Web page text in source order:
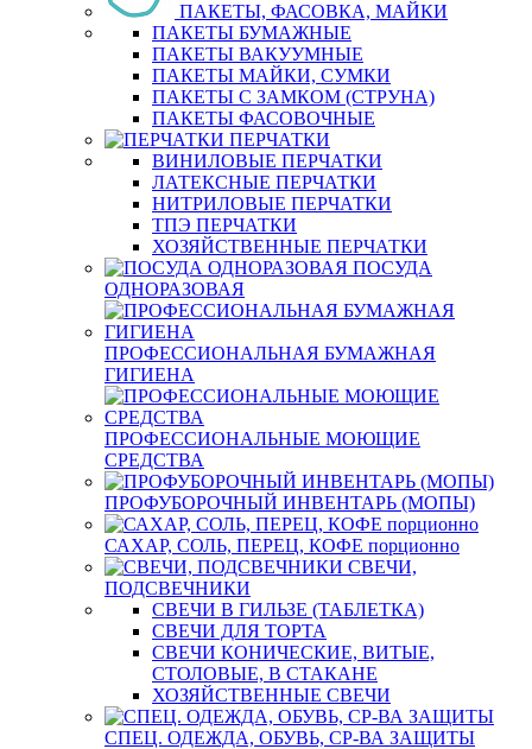
ПАКЕТЫ, ФАСОВКА, МАЙКИ
ПАКЕТЫ БУМАЖНЫЕ
ПАКЕТЫ ВАКУУМНЫЕ
ПАКЕТЫ МАЙКИ, СУМКИ
ПАКЕТЫ С ЗАМКОМ (СТРУНА)
ПАКЕТЫ ФАСОВОЧНЫЕ
ПЕРЧАТКИ
ВИНИЛОВЫЕ ПЕРЧАТКИ
ЛАТЕКСНЫЕ ПЕРЧАТКИ
НИТРИЛОВЫЕ ПЕРЧАТКИ
ТПЭ ПЕРЧАТКИ
ХОЗЯЙСТВЕННЫЕ ПЕРЧАТКИ
ПОСУДА
ОДНОРАЗОВАЯ
ПРОФЕССИОНАЛЬНАЯ БУМАЖНАЯ
ГИГИЕНА
ПРОФЕССИОНАЛЬНЫЕ МОЮЩИЕ
СРЕДСТВА
ПРОФУБОРОЧНЫЙ ИНВЕНТАРЬ (МОПЫ)
САХАР, СОЛЬ, ПЕРЕЦ, КОФЕ порционно
СВЕЧИ,
ПОДСВЕЧНИКИ
СВЕЧИ В ГИЛЬЗЕ (ТАБЛЕТКА)
СВЕЧИ ДЛЯ ТОРТА
СВЕЧИ КОНИЧЕСКИЕ, ВИТЫЕ,
СТОЛОВЫЕ, В СТАКАНЕ
ХОЗЯЙСТВЕННЫЕ СВЕЧИ
СПЕЦ. ОДЕЖДА, ОБУВЬ, СР-ВА ЗАЩИТЫ